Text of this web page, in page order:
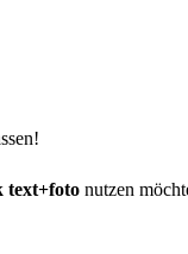
text+foto nutzen